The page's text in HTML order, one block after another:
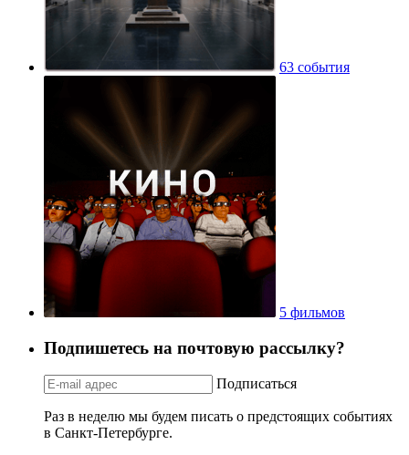
63 события
5 фильмов
Подпишетесь на почтовую рассылку?
Подписаться
Раз в неделю мы будем писать о предстоящих событиях
в Санкт-Петербурге.